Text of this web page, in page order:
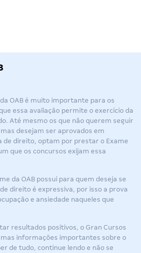
OAB é muito importante para os
essa avaliação permite o exercício da
Até mesmo os que não querem seguir
desejam ser aprovados em
de direito, optam por prestar o Exame
que os concursos exijam essa
da OAB possui para quem deseja se
direito é expressiva, por isso a prova
e ansiedade naqueles que
resultados positivos, o Gran Cursos
informações importantes sobre o
de tudo, continue lendo e não se